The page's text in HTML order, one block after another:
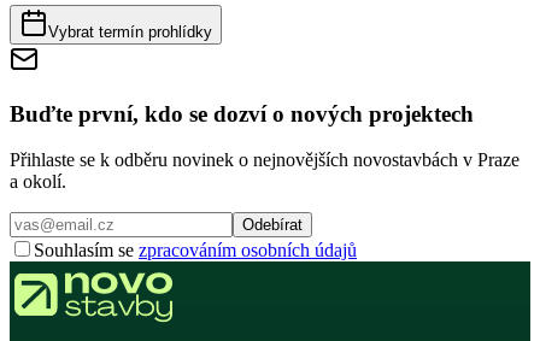
Vybrat termín prohlídky
Buďte první, kdo se dozví o nových projektech
Přihlaste se k odběru novinek o nejnovějších novostavbách v Praze
a okolí.
Odebírat
Souhlasím se zpracováním osobních údajů